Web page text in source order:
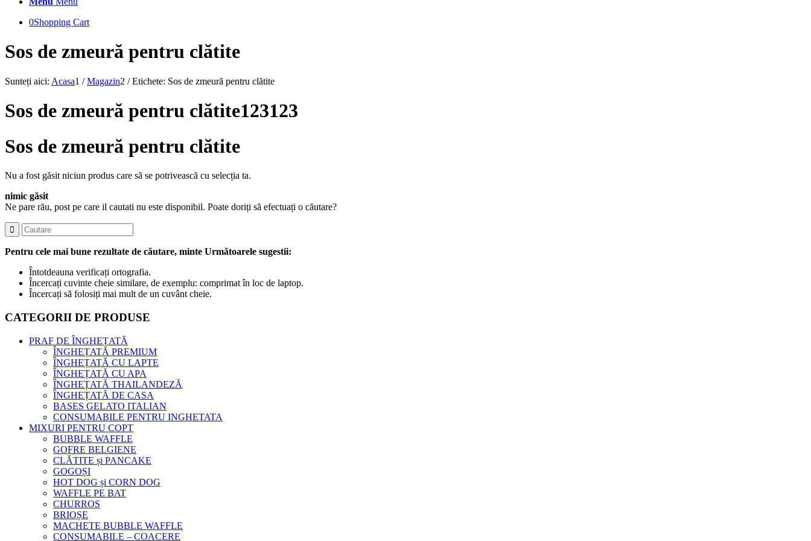
0Shopping Cart
Sos de zmeură pentru clătite
Sunteți aici: Acasa1 / Magazin2 / Etichete: Sos de zmeură pentru clătite
Sos de zmeură pentru clătite123123
Sos de zmeură pentru clătite
Nu a fost găsit niciun produs care să se potrivească cu selecția ta.
nimic găsit
Ne pare rău, post pe care il cautati nu este disponibil. Poate doriți să efectuați o căutare?
Pentru cele mai bune rezultate de căutare, minte Următoarele sugestii:
Întotdeauna verificați ortografia.
Încercați cuvinte cheie similare, de exemplu: comprimat în loc de laptop.
Încercați să folosiți mai mult de un cuvânt cheie.
CATEGORII DE PRODUSE
PRAF DE ÎNGHEȚATĂ
ÎNGHEȚATĂ PREMIUM
ÎNGHEȚATĂ CU LAPTE
ÎNGHEȚATĂ CU APA
ÎNGHEȚATĂ THAILANDEZĂ
ÎNGHEȚATĂ DE CASA
BASES GELATO ITALIAN
CONSUMABILE PENTRU INGHETATA
MIXURI PENTRU COPT
BUBBLE WAFFLE
GOFRE BELGIENE
CLĂTITE și PANCAKE
GOGOȘI
HOT DOG și CORN DOG
WAFFLE PE BAT
CHURROS
BRIOȘE
MACHETE BUBBLE WAFFLE
CONSUMABILE – COACERE